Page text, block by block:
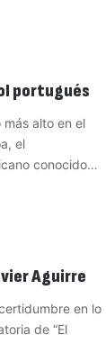
portugués
más alto en el
el
conocido…
Aguirre
en lo
de “El